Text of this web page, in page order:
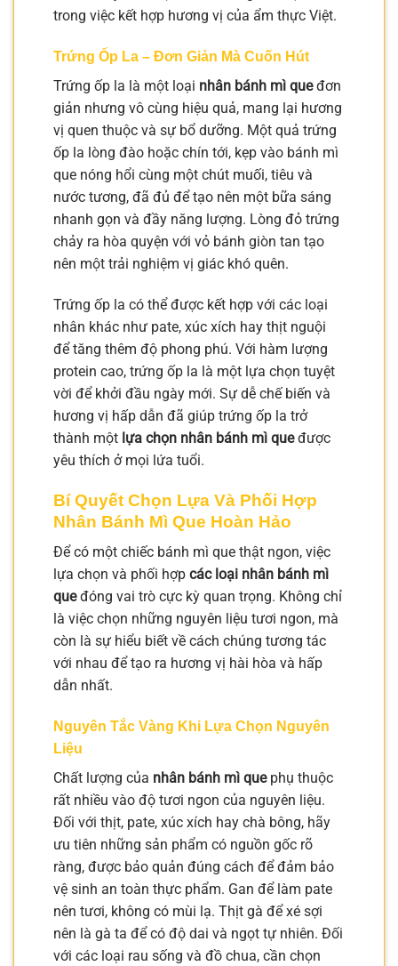
trong việc kết hợp hương vị của ẩm thực Việt.
Trứng Ốp La – Đơn Giản Mà Cuốn Hút
Trứng ốp la là một loại nhân bánh mì queđơn
giản nhưng vô cùng hiệu quả, mang lại hương
vị quen thuộc và sự bổ dưỡng. Một quả trứng
ốp la lòng đào hoặc chín tới, kẹp vào bánh mì
que nóng hổi cùng một chút muối, tiêu và
nước tương, đã đủ để tạo nên một bữa sáng
nhanh gọn và đầy năng lượng. Lòng đỏ trứng
chảy ra hòa quyện với vỏ bánh giòn tan tạo
nên một trải nghiệm vị giác khó quên.
Trứng ốp la có thể được kết hợp với các loại
nhân khác như pate, xúc xích hay thịt nguội
để tăng thêm độ phong phú. Với hàm lượng
protein cao, trứng ốp la là một lựa chọn tuyệt
vời để khởi đầu ngày mới. Sự dễ chế biến và
hương vị hấp dẫn đã giúp trứng ốp la trở
thành một lựa chọn nhân bánh mì queđược
yêu thích ở mọi lứa tuổi.
Bí Quyết Chọn Lựa Và Phối Hợp
Nhân Bánh Mì Que Hoàn Hảo
Để có một chiếc bánh mì que thật ngon, việc
lựa chọn và phối hợp các loại nhân bánh mì
queđóng vai trò cực kỳ quan trọng. Không chỉ
là việc chọn những nguyên liệu tươi ngon, mà
còn là sự hiểu biết về cách chúng tương tác
với nhau để tạo ra hương vị hài hòa và hấp
dẫn nhất.
Nguyên Tắc Vàng Khi Lựa Chọn Nguyên
Liệu
Chất lượng của nhân bánh mì quephụ thuộc
rất nhiều vào độ tươi ngon của nguyên liệu.
Đối với thịt, pate, xúc xích hay chà bông, hãy
ưu tiên những sản phẩm có nguồn gốc rõ
ràng, được bảo quản đúng cách để đảm bảo
vệ sinh an toàn thực phẩm. Gan để làm pate
nên tươi, không có mùi lạ. Thịt gà để xé sợi
nên là gà ta để có độ dai và ngọt tự nhiên. Đối
với các loại rau sống và đồ chua, cần chọn